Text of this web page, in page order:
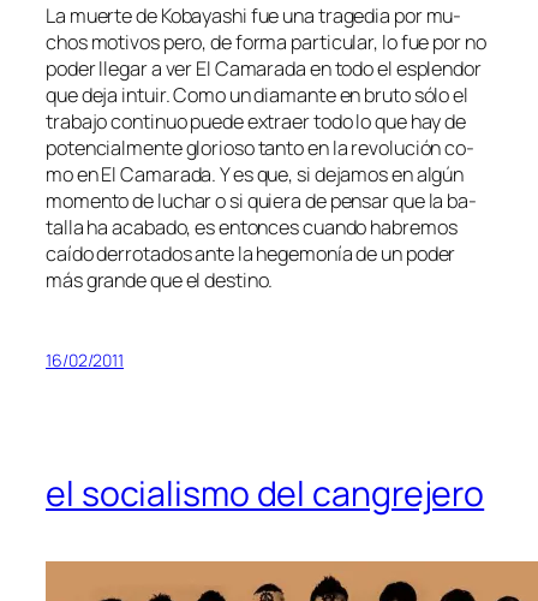
La muer­te de Kobayashi fue una tra­ge­dia por mu­
chos mo­ti­vos pe­ro, de for­ma par­ti­cu­lar, lo fue por no
po­der lle­gar a ver El Camarada en to­do el es­plen­dor
que de­ja in­tuir. Como un dia­man­te en bru­to só­lo el
tra­ba­jo con­ti­nuo pue­de ex­traer to­do lo que hay de
po­ten­cial­men­te glo­rio­so tan­to en la re­vo­lu­ción co­
mo en El Camarada. Y es que, si de­ja­mos en al­gún
mo­men­to de lu­char o si quie­ra de pen­sar que la ba­
ta­lla ha aca­ba­do, es en­ton­ces cuan­do ha­bre­mos
caí­do de­rro­ta­dos an­te la he­ge­mo­nía de un po­der
más gran­de que el destino.
16/02/2011
el socialismo del cangrejero